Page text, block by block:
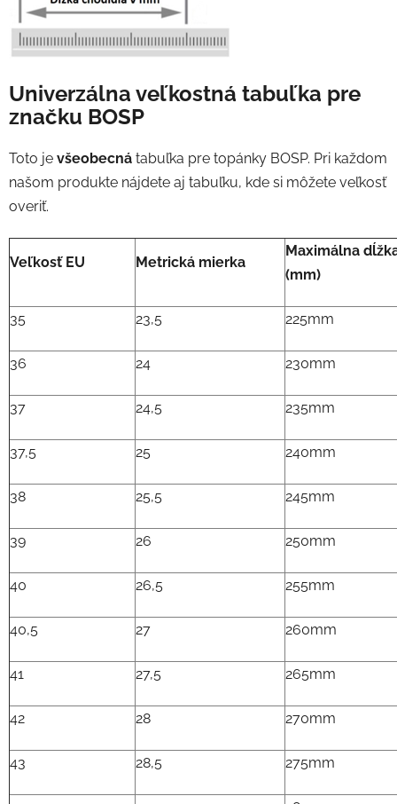
Univerzálna veľkostná tabuľka pre
značku BOSP
Toto je všeobecná tabuľka pre topánky BOSP. Pri každom
našom produkte nájdete aj tabuľku, kde si môžete veľkosť
overiť.
Veľkosť EU Metrická mierka
Maximálna
(mm)
35 23,5 225mm
36 24 230mm
37 24,5 235mm
37,5 25 240mm
38 25,5 245mm
39 26 250mm
40 26,5 255mm
40,5 27 260mm
41 27,5 265mm
42 28 270mm
43 28,5 275mm